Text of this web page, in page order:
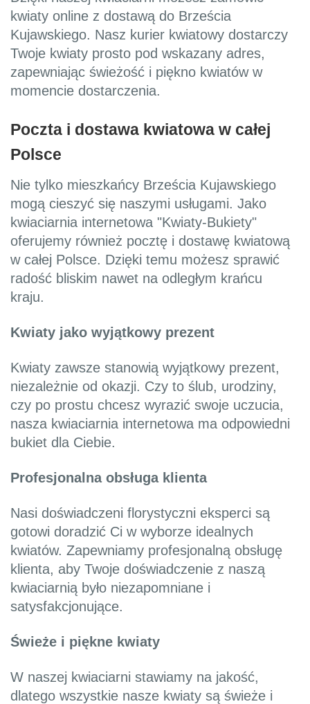
kwiaty online z dostawą do Brześcia
Kujawskiego. Nasz kurier kwiatowy dostarczy
Twoje kwiaty prosto pod wskazany adres,
zapewniając świeżość i piękno kwiatów w
momencie dostarczenia.
Poczta i dostawa kwiatowa w całej
Polsce
Nie tylko mieszkańcy Brześcia Kujawskiego
mogą cieszyć się naszymi usługami. Jako
kwiaciarnia internetowa "Kwiaty-Bukiety"
oferujemy również pocztę i dostawę kwiatową
w całej Polsce. Dzięki temu możesz sprawić
radość bliskim nawet na odległym krańcu
kraju.
Kwiaty jako wyjątkowy prezent
Kwiaty zawsze stanowią wyjątkowy prezent,
niezależnie od okazji. Czy to ślub, urodziny,
czy po prostu chcesz wyrazić swoje uczucia,
nasza kwiaciarnia internetowa ma odpowiedni
bukiet dla Ciebie.
Profesjonalna obsługa klienta
Nasi doświadczeni florystyczni eksperci są
gotowi doradzić Ci w wyborze idealnych
kwiatów. Zapewniamy profesjonalną obsługę
klienta, aby Twoje doświadczenie z naszą
kwiaciarnią było niezapomniane i
satysfakcjonujące.
Świeże i piękne kwiaty
W naszej kwiaciarni stawiamy na jakość,
dlatego wszystkie nasze kwiaty są świeże i